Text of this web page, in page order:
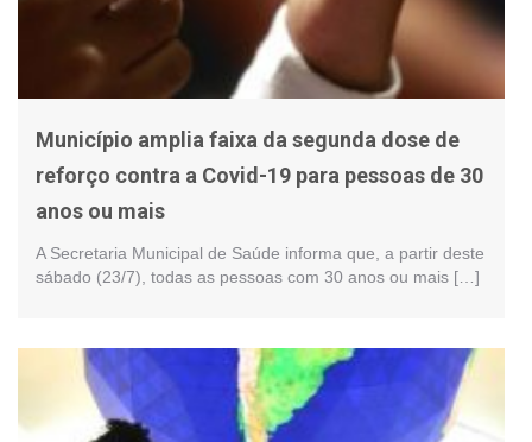
Município amplia faixa da segunda dose de
reforço contra a Covid-19 para pessoas de 30
anos ou mais
A Secretaria Municipal de Saúde informa que, a partir deste
sábado (23/7), todas as pessoas com 30 anos ou mais […]